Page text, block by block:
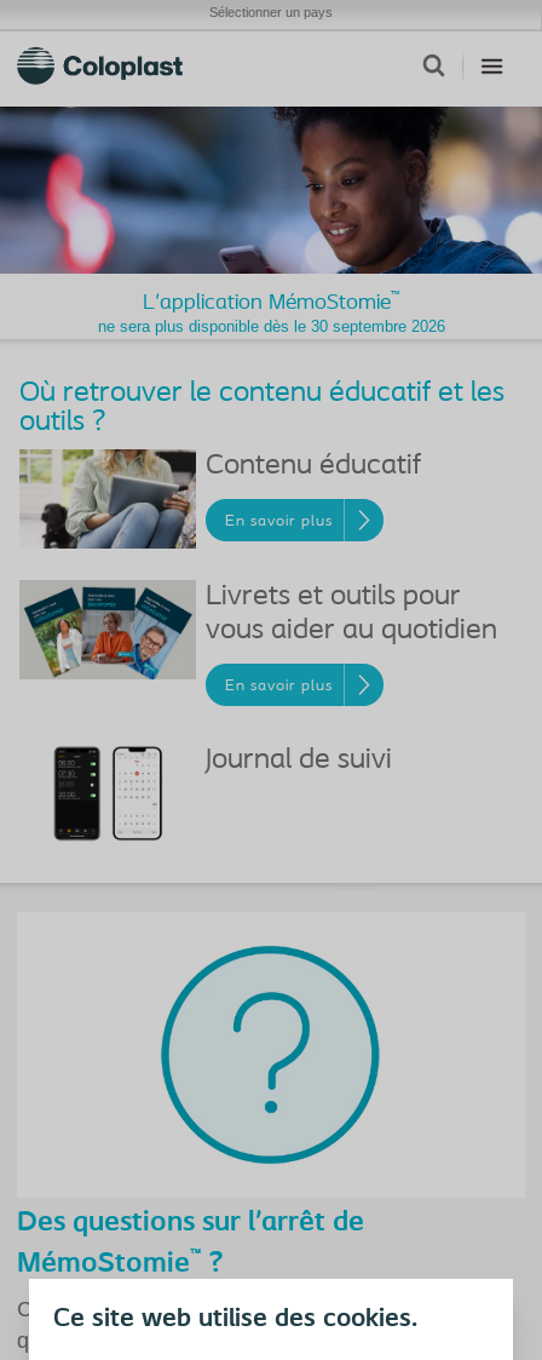
Ce site web utilise des cookies.
Sélectionner un pays
L'application MémoStomie™
ne sera plus disponible dès le 30 septembre 2026
Où retrouver le contenu éducatif et les
outils ?
Contenu éducatif
En savoir plus
Livrets et outils pour
vous aider au quotidien
En savoir plus
Journal de suivi
Des questions sur l’arrêt de
MémoStomie™ ?
Consultez notre FAQ pour trouver les réponses aux
questions les plus fréquentes.